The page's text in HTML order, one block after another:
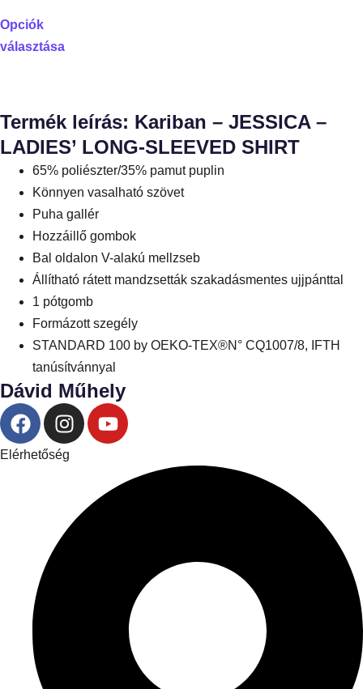
Opciók
választása
Termék leírás: Kariban – JESSICA –
LADIES’ LONG-SLEEVED SHIRT
65% poliészter/35% pamut puplin
Könnyen vasalható szövet
Puha gallér
Hozzáillő gombok
Bal oldalon V-alakú mellzseb
Állítható rátett mandzsetták szakadásmentes ujjpánttal
1 pótgomb
Formázott szegély
STANDARD 100 by OEKO-TEX®N° CQ1007/8, IFTH
tanúsítvánnyal
Dávid Műhely
Elérhetőség